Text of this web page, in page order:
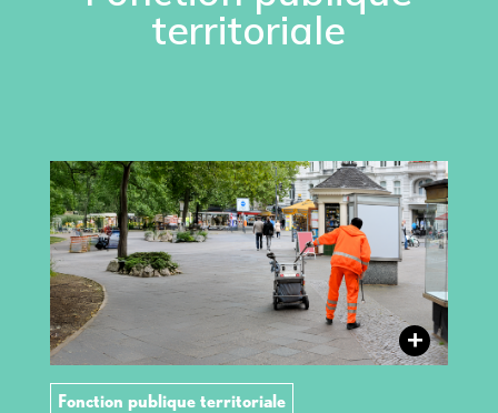
territoriale
+
Fonction publique territoriale